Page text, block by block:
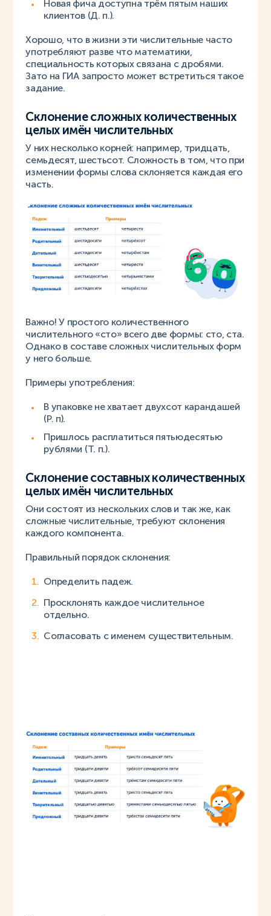
Новая фича доступна трём пятым наших
клиентов (Д. п.).
Хорошо, что в жизни эти числительные часто
употребляют разве что математики,
специальность которых связана с дробями.
Зато на ГИА запросто может встретиться такое
задание.
Склонение сложных количественных
целых имён числительных
У них несколько корней: например, тридцать,
семьдесят, шестьсот. Сложность в том, что при
изменении формы слова склоняется каждая его
часть.
Важно! У простого количественного
числительного «сто» всего две формы: сто, ста.
Однако в составе сложных числительных форм
у него больше.
Примеры употребления:
В упаковке не хватает двухсот карандашей
(Р. п).
Пришлось расплатиться пятьюдесятью
рублями (Т. п.).
Склонение составных количественных
целых имён числительных
Они состоят из нескольких слов и так же, как
сложные числительные, требуют склонения
каждого компонента.
Правильный порядок склонения:
Определить падеж.
Просклонять каждое числительное
отдельно.
Согласовать с именем существительным.